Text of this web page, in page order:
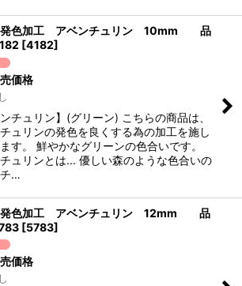
色加工 アベンチュリン 10mm 品
[4182]
価格
ンチュリン】(グリーン) こちらの商品は、
ュリンの発色を良くする為の加工を施し
す。 鮮やかなグリーンの色合いです。
ュリンとは... 優しい森のような色合いの
…
色加工 アベンチュリン 12mm 品
[5783]
価格